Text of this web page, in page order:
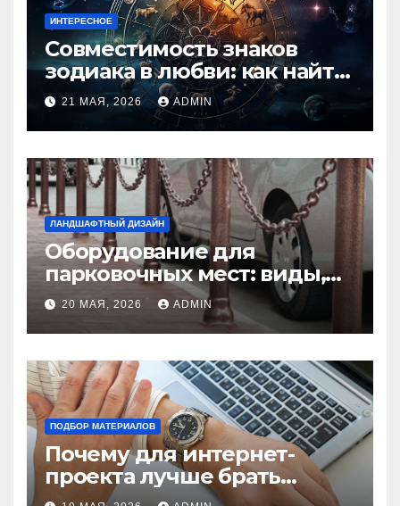
ИНТЕРЕСНОЕ
Совместимость знаков
зодиака в любви: как найти
идеальную пару и
избежать конфликтов
21 МАЯ, 2026 ADMIN
ЛАНДШАФТНЫЙ ДИЗАЙН
Оборудование для
парковочных мест: виды,
функции и нормы
установки
20 МАЯ, 2026 ADMIN
ПОДБОР МАТЕРИАЛОВ
Почему для интернет-
проекта лучше брать
отдельный сервер: